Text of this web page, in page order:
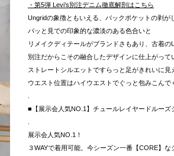
・第5弾 Levi’s別注デニム徹底解剖はこちら
Ungridの象徴ともいえる、バックポケットの剥が
バッと見での印象的な濃淡のある色合いと
リメイクディテールがブランドさもあり、古着の
別注だからこその融合したデザインに仕上がって
ストレートシルエットですらっと足がきれいに見
ウエスト位置はハイウエストでぐっと包みこんで
■【展示会人気NO.1】チュールレイヤードルーズ
展示会人気NO.1！
３WAYで着用可能。今シーズン一番【CORE】な